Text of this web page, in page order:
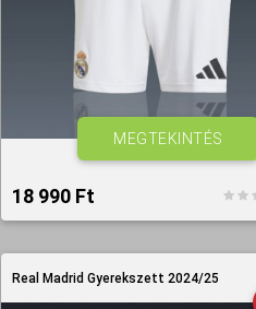
18 990 Ft‎
MEGTEKINTÉS
Real Madrid Gyerekszett 2024/25